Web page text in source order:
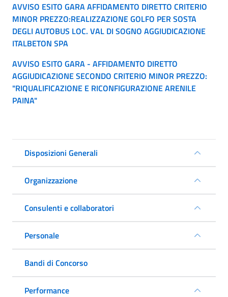
AVVISO ESITO GARA AFFIDAMENTO DIRETTO CRITERIO
MINOR PREZZO:REALIZZAZIONE GOLFO PER SOSTA
DEGLI AUTOBUS LOC. VAL DI SOGNO AGGIUDICAZIONE
ITALBETON SPA
AVVISO ESITO GARA - AFFIDAMENTO DIRETTO
AGGIUDICAZIONE SECONDO CRITERIO MINOR PREZZO:
"RIQUALIFICAZIONE E RICONFIGURAZIONE ARENILE
PAINA"
Disposizioni Generali
Organizzazione
Consulenti e collaboratori
Personale
Bandi di Concorso
Performance